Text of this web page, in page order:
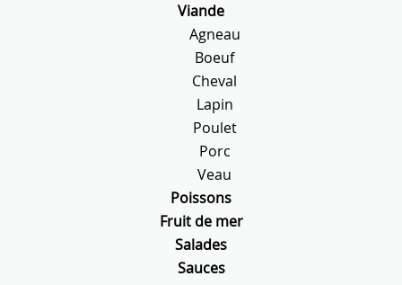
Viande
Agneau
Boeuf
Cheval
Lapin
Poulet
Porc
Veau
Poissons
Fruit de mer
Salades
Sauces